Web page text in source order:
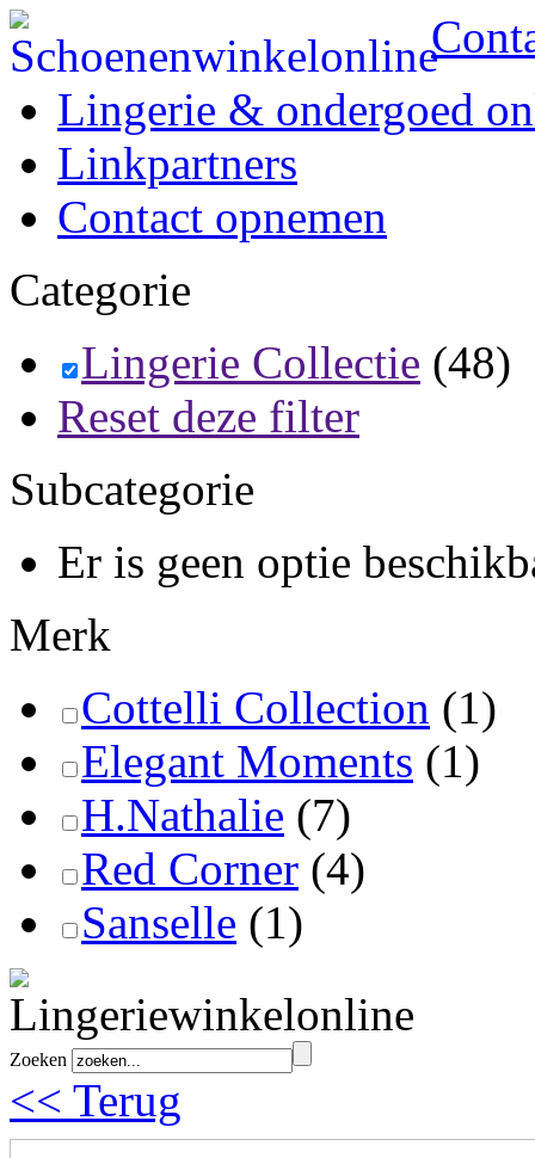
Lingerie & ondergoed
Linkpartners
Contact opnemen
Categorie
Lingerie Collectie (48)
Reset deze filter
Subcategorie
Er is geen optie
Merk
Cottelli Collection (1)
Elegant Moments (1)
H.Nathalie (7)
Red Corner (4)
Sanselle (1)
Zoeken
<< Terug